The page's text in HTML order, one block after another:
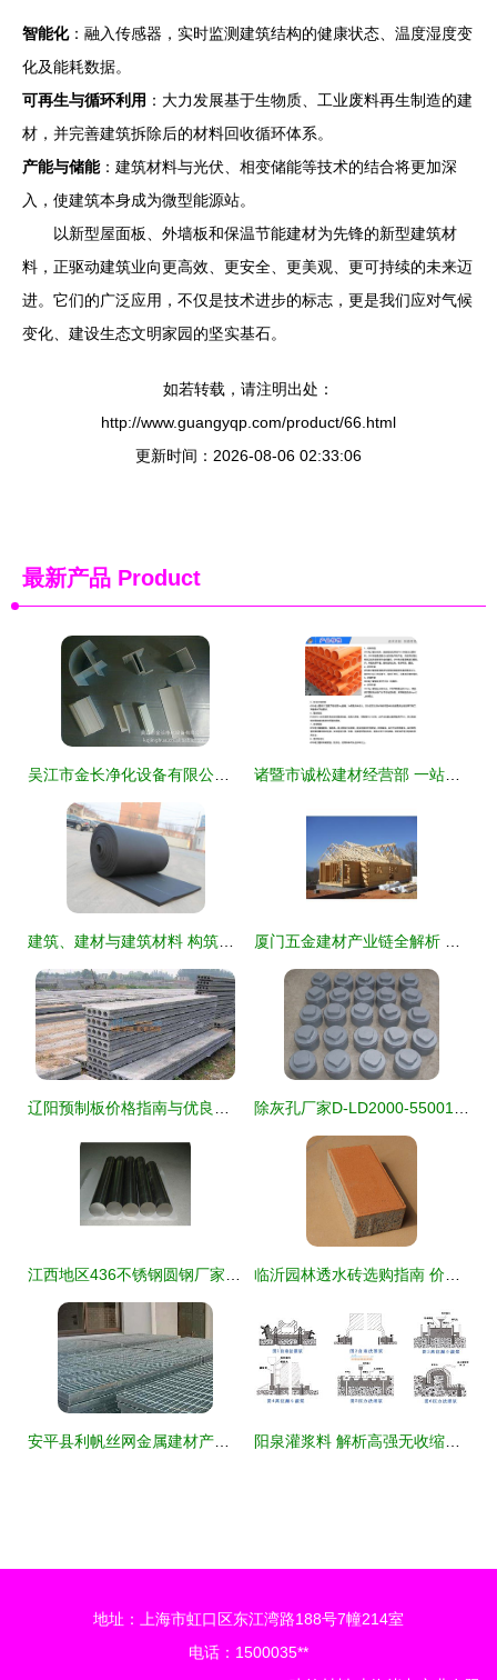
智能化：融入传感器，实时监测建筑结构的健康状态、温度湿度变
化及能耗数据。
可再生与循环利用 ：大力发展基于生物质、工业废料再生制造的建
材，并完善建筑拆除后的材料回收循环体系。
产能与储能：建筑材料与光伏、相变储能等技术的结合将更加深
入，使建筑本身成为微型能源站。
以新型屋面板、外墙板和保温节能建材为先锋的新型建筑材
料，正驱动建筑业向更高效、更安全、更美观、更可持续的未来迈
进。它们的广泛应用，不仅是技术进步的标志，更是我们应对气候
变化、建设生态文明家园的坚实基石。
如若转载，请注明出处：
http://www.guangyqp.com/product/66.html
更新时间：2026-08-06 02:33:06
最新产品 Product
地址：上海市虹口区东江湾路188号7幢214室
电话：1500035**